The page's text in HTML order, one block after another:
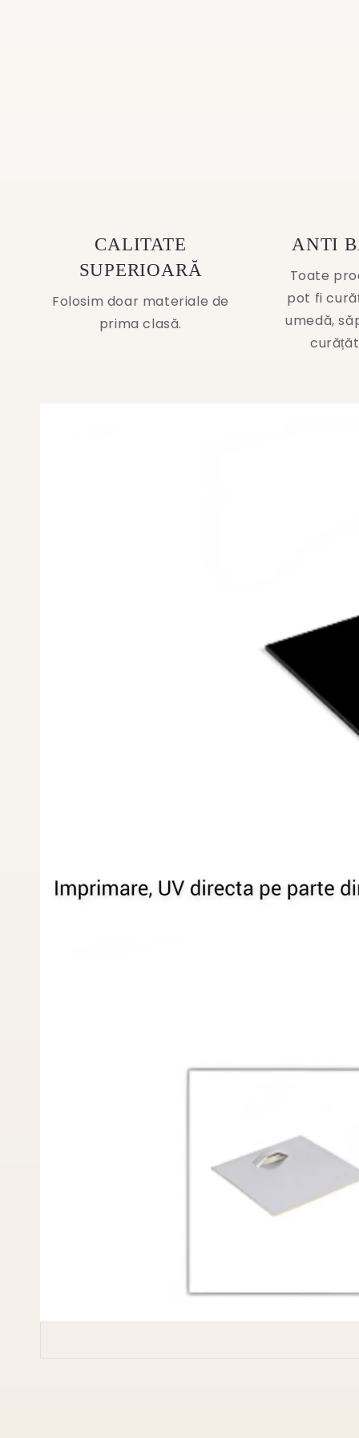
CALITATE
SUPERIOARĂ
Folosim doar materiale de
prima clasă.
ANTI
Toate
pot fi
umedă,